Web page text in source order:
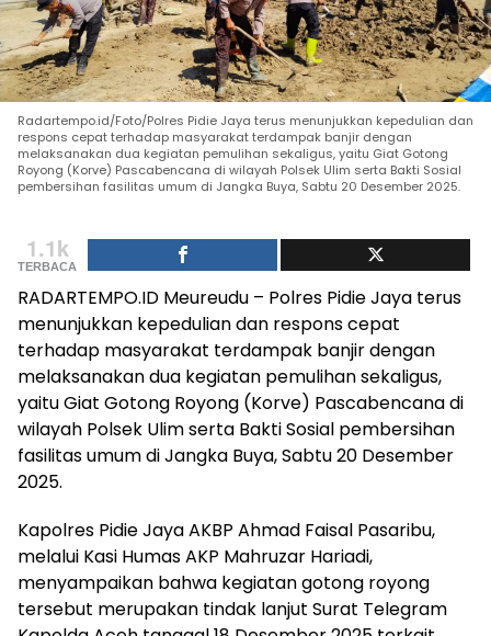
Radartempo.id/Foto/Polres Pidie Jaya terus menunjukkan kepedulian dan
respons cepat terhadap masyarakat terdampak banjir dengan
melaksanakan dua kegiatan pemulihan sekaligus, yaitu Giat Gotong
Royong (Korve) Pascabencana di wilayah Polsek Ulim serta Bakti Sosial
pembersihan fasilitas umum di Jangka Buya, Sabtu 20 Desember 2025.
1.1k
TERBACA
RADARTEMPO.ID Meureudu – Polres Pidie Jaya terus
menunjukkan kepedulian dan respons cepat
terhadap masyarakat terdampak banjir dengan
melaksanakan dua kegiatan pemulihan sekaligus,
yaitu Giat Gotong Royong (Korve) Pascabencana di
wilayah Polsek Ulim serta Bakti Sosial pembersihan
fasilitas umum di Jangka Buya, Sabtu 20 Desember
2025.
Kapolres Pidie Jaya AKBP Ahmad Faisal Pasaribu,
melalui Kasi Humas AKP Mahruzar Hariadi,
menyampaikan bahwa kegiatan gotong royong
tersebut merupakan tindak lanjut Surat Telegram